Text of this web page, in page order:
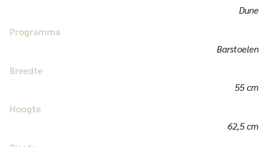
Dune
Programma
Barstoelen
Breedte
55 cm
Hoogte
62,5 cm